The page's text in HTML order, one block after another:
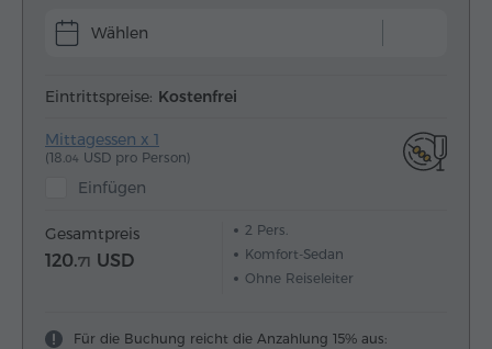
Wählen
Eintrittspreise: Kostenfrei
Mittagessen x 1
(18.04 USD pro Person)
Einfügen
Gesamtpreis
120.71 USD
2Pers.
Komfort-Sedan
Ohne Reiseleiter
Für die Buchung reicht die Anzahlung 15% aus: